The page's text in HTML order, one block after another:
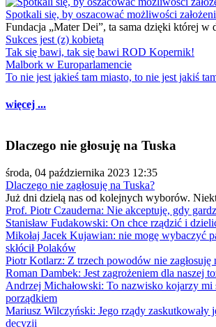
Spotkali się, by oszacować możliwości
Fundacja „Mater Dei”, ta sama dzięki której w
Sukces jest (z) kobietą
Tak się bawi, tak się bawi ROD Kopernik!
Malbork w Europarlamencie
To nie jest jakieś tam miasto, to nie jest jakiś
więcej ...
Dlaczego nie głosuję na Tuska
środa, 04 października 2023 12:35
Dlaczego nie zagłosuję na Tuska?
Już dni dzielą nas od kolejnych wyborów.
Prof. Piotr Czauderna: Nie akceptuję, gdy
Stanisław Fudakowski: On chce rządzić i
Mikołaj Jacek Kujawian: nie mogę wybaczyć
skłócił Polaków
Piotr Kotlarz: Z trzech powodów nie zagłosuję
Roman Dambek: Jest zagrożeniem dla naszej
Andrzej Michałowski: To nazwisko kojarzy mi
porządkiem
Mariusz Wilczyński: Jego rządy zaskutkowały
decyzji